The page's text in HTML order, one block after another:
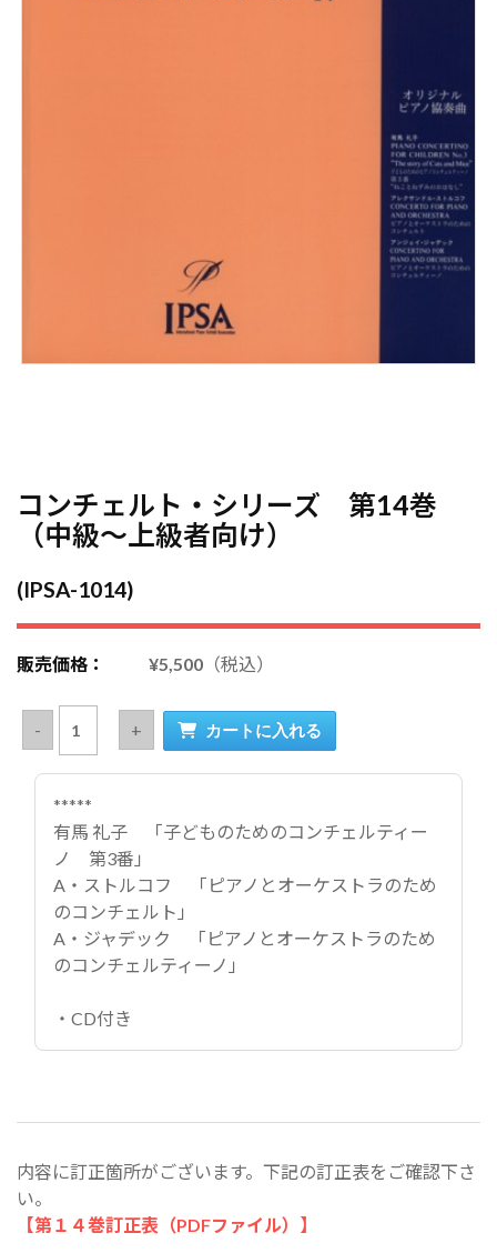
コンチェルト・シリーズ 第14巻
（中級～上級者向け）
(IPSA-1014)
販売価格： ¥5,500 （税込）
*****
有馬 礼子 「子どものためのコンチェルティー
ノ 第3番」
A・ストルコフ 「ピアノとオーケストラのため
のコンチェルト」
A・ジャデック 「ピアノとオーケストラのため
のコンチェルティーノ」
・CD付き
内容に訂正箇所がございます。下記の訂正表をご確認下さ
い。
【第１４巻訂正表（PDFファイル）】